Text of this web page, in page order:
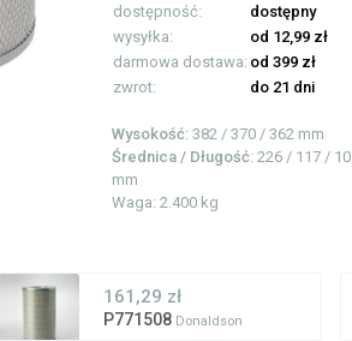
dostępność:
dostępny
wysyłka:
od 12,99 zł
darmowa dostawa: od 399 zł
zwrot:
do 21 dni
Wysokość: 382 / 370 / 362 mm
Średnica / Długość: 226 / 117 / 10
mm
Waga: 2.400 kg
161,29 zł
P771508 Donaldson